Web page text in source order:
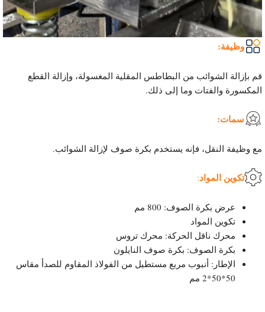
وظيفة:
قم بإزالة الشوائب من البطاطس المقلية المغسولة، وإزالة القطع
المكسورة والفتات وما إلى ذلك.
سمات:
مع وظيفة النقل، فإنه يستخدم بكرة صوف لإزالة الشوائب.
تكوين المواد:
عرض بكرة الصوف: 800 مم
تكوين المواد
محرك ناقل الحركة: محرك تروس
بكرة الصوف: بكرة صوف النايلون
الإطار: أنبوب مربع مستطيل من الفولاذ المقاوم للصدأ مقاس
50*50*2 مم